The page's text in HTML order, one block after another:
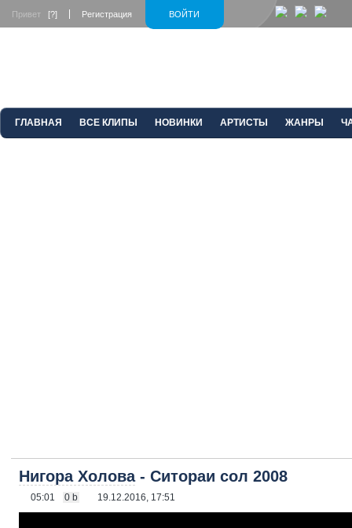
ВОЙТИ
Привет [?] Регистрация
ГЛАВНАЯ ВСЕ КЛИПЫ НОВИНКИ АРТИСТЫ ЖАНРЫ
Нигора Холова- Ситораи сол 2008
05:01 0 b 19.12.2016, 17:51